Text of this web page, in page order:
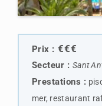
Prix : €€€
Secteur : Sant
Prestations :
mer, restaurant